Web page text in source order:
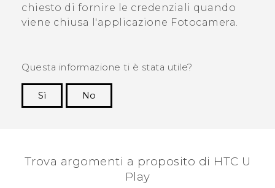
chiesto di fornire le credenziali quando
viene chiusa l'applicazione Fotocamera.
Questa informazione ti è stata utile?
Sì
No
Trova argomenti a proposito di HTC U
Play